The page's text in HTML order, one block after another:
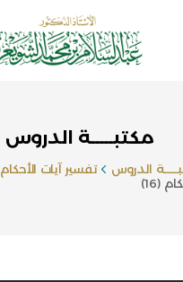
مكتبـــــة الدروس
الدروس
تفسير آيات الأحكام
(16)